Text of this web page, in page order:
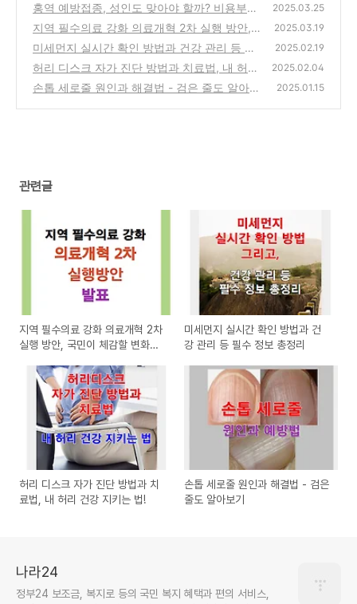
홍역 예방접종, 성인도 맞아야 할까? 비용부터
증명서 발급까지 정리!
(0)
2025.03.25
지역 필수의료 강화 의료개혁 2차 실행 방안,
국민이 체감할 변화는?
(0)
2025.03.19
미세먼지 실시간 확인 방법과 건강 관리 등 필
수 정보 총정리
(1)
2025.02.19
허리 디스크 자가 진단 방법과 치료법, 내 허리
건강 지키는 법!
(2)
2025.02.04
손톱 세로줄 원인과 해결법 - 검은 줄도 알아보
2025.01.15
관련글
지역 필수의료 강화 의료개혁 2차
실행 방안, 국민이 체감할 변화
미세먼지 실시간 확인 방법과 건
강 관리 등 필수 정보 총정리
허리 디스크 자가 진단 방법과 치
료법, 내 허리 건강 지키는 법!
손톱 세로줄 원인과 해결법 - 검은
줄도 알아보기
나라24
정부24 보조금, 복지로 등의 국민 복지 혜택과 편의 서비스,